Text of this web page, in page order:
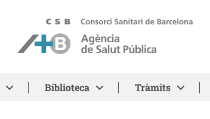
ASPB - Agència de Salut Pública de Barcelona
Biblioteca Tràmits